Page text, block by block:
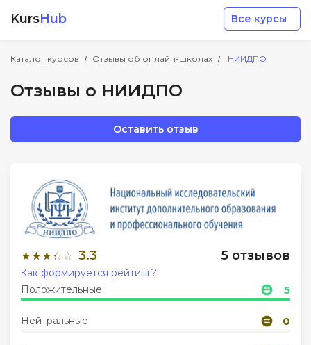
KursHub Все курсы
Каталог курсов Отзывы об онлайн-школах НИИДПО
Отзывы о НИИДПО
Оставить отзыв
3.3 5 отзывов
Положительные 5
Нейтральные 0
Как формируется рейтинг?
Маркетинг
Дизайн
Аналитика
Менеджмент